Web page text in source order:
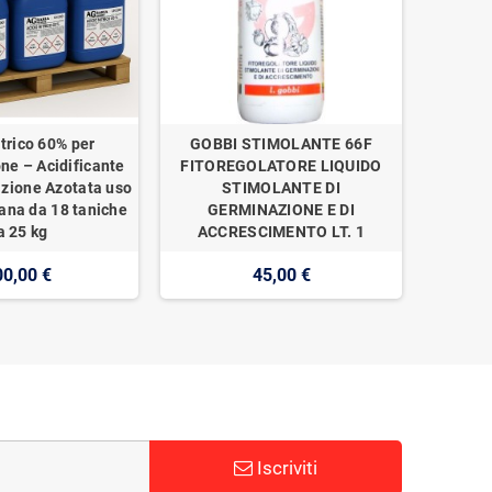
60% per
– Acidificante
Azotata uso
da 18 taniche
25 kg
€
GOBBI STIMOLANTE 66F
FITOREGOLATORE LIQUIDO
STIMOLANTE DI
GERMINAZIONE E DI
ACCRESCIMENTO LT. 1
45,00 €
Iscriviti